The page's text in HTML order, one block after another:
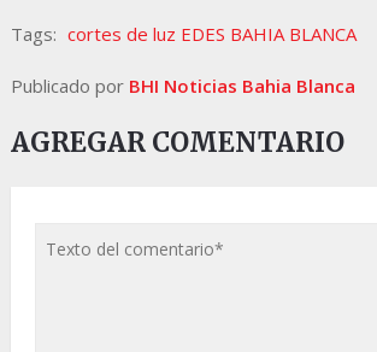
Tags: cortes de luz EDES BAHIA BLANCA
Publicado por BHI Noticias Bahia Blanca
AGREGAR COMENTARIO